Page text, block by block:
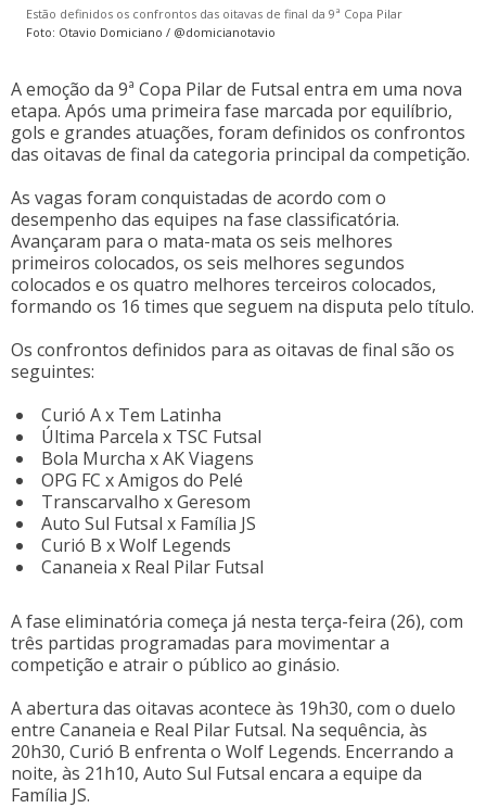
Estão definidos os confrontos das oitavas de final da 9ª Copa Pilar
Foto: Otavio Domiciano / @domicianotavio
A emoção da 9ª Copa Pilar de Futsal entra em uma nova
etapa. Após uma primeira fase marcada por equilíbrio,
gols e grandes atuações, foram definidos os confrontos
das oitavas de final da categoria principal da competição.
As vagas foram conquistadas de acordo com o
desempenho das equipes na fase classificatória.
Avançaram para o mata-mata os seis melhores
primeiros colocados, os seis melhores segundos
colocados e os quatro melhores terceiros colocados,
formando os 16 times que seguem na disputa pelo título.
Os confrontos definidos para as oitavas de final são os
seguintes:
Curió A x Tem Latinha
Última Parcela x TSC Futsal
Bola Murcha x AK Viagens
OPG FC x Amigos do Pelé
Transcarvalho x Geresom
Auto Sul Futsal x Família JS
Curió B x Wolf Legends
Cananeia x Real Pilar Futsal
A fase eliminatória começa já nesta terça-feira (26), com
três partidas programadas para movimentar a
competição e atrair o público ao ginásio.
A abertura das oitavas acontece às 19h30, com o duelo
entre Cananeia e Real Pilar Futsal. Na sequência, às
20h30, Curió B enfrenta o Wolf Legends. Encerrando a
noite, às 21h10, Auto Sul Futsal encara a equipe da
Família JS.